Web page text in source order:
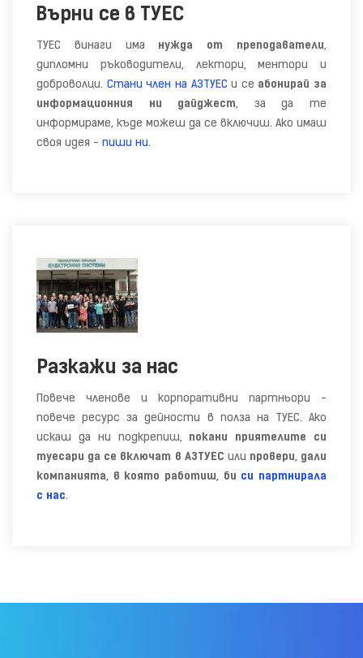
Върни се в ТУЕС
ТУЕС винаги има нужда от преподаватели,
дипломни ръководители, лектори, ментори и
доброволци. Стани член на АЗТУЕС и се абонирай за
информационния ни дайджест, за да те
информираме, къде можеш да се включиш. Ако имаш
своя идея - пиши ни.
Разкажи за нас
Повече членове и корпоративни партньори -
повече ресурс за дейности в полза на ТУЕС. Ако
искаш да ни подкрепиш, покани приятелите си
туесари да се включат в АЗТУЕС или провери, дали
компанията, в която работиш, би си партнирала
с нас.